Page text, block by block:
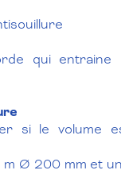
qui entraine
si le volume
Ø 200 mm et